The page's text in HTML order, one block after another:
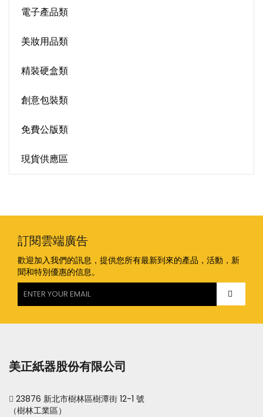
電子產品類
美妝用品類
精裝硬盒類
創意包裝類
免費公版類
現貨供應區
訂閱雲端廣告
歡迎加入我們的訊息，提供您所有最新到來的產品，活動，新
聞和特別優惠的信息。
美正紙器股份有限公司
23876 新北市樹林區樹潭街 12-1 號
（樹林工業區）